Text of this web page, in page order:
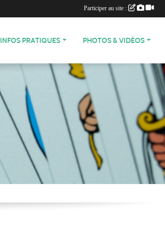
INFOS PRATIQUES PHOTOS & VIDÉOS
Participer au site :